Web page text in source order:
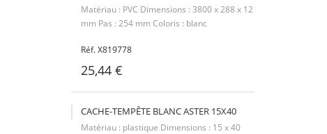
Matériau : PVC Dimensions : 3800 x 288 x 12
mm Pas : 254 mm Coloris : blanc
Réf. X819778
25,44 €
CACHE-TEMPÊTE BLANC ASTER 15X40
Matériau : plastique Dimensions : 15 x 40